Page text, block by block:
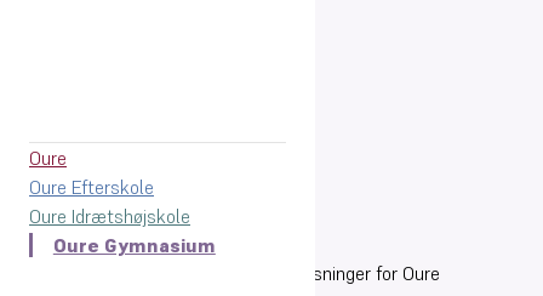
Oure
Oure Efterskole
Oure Idrætshøjskole
Oure Gymnasium
Her på siden kan du se statistiske oplysninger for Oure